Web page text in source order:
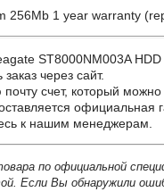
256Mb 1 year warranty
ST8000NM003A HDD
через сайт.
счет, который
официальная
к нашим менеджерам.
по официальной
Если Вы обнаружили